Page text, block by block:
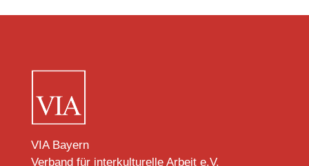
VIA Bayern
Verband für interkulturelle Arbeit e.V.